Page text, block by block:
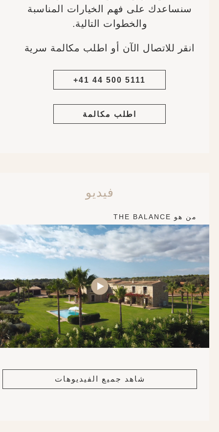
سنساعدك على فهم الخيارات المناسبة
والخطوات التالية.
انقر للاتصال الآن أو اطلب مكالمة سرية
+41 44 500 5111
اطلب مكالمة
فيديو
من هو THE BALANCE
شاهد جميع الفيديوهات